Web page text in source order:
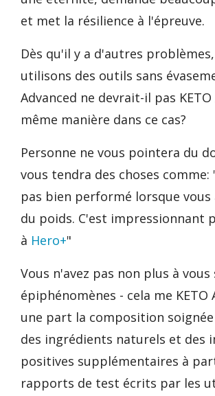
et met la résilience à l'épreuve.
Dès qu'il y a d'autres
utilisons des outils sans
Advanced ne devrait-il pas KETO
même manière dans ce cas?
Personne ne vous pointera du
vous tendra des choses comme:
pas bien performé lorsque vous
du poids. C'est impressionnant
à Hero+"
Vous n'avez pas non plus à vous
épiphénomènes - cela me KETO
une part la composition
des ingrédients naturels et des
positives supplémentaires à
rapports de test écrits par les